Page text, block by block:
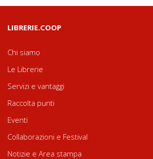
LIBRERIE.COOP
Chi siamo
Le Librerie
Servizi e vantaggi
Raccolta punti
Eventi
Collaborazioni e Festival
Notizie e Area stampa